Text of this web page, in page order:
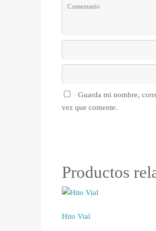
Guarda mi nombre,
vez que comente.
Productos
Hito Vial